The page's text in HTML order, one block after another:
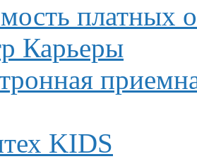
платных
Карьеры
KIDS